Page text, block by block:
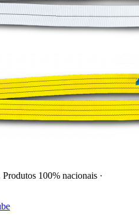
Produtos 100% nacionais ·